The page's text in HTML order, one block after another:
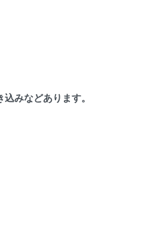
みなどあります。